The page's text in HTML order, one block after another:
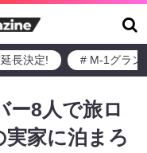
長決定! # M-1グラン
ー8人で旅ロ
家に泊まろ